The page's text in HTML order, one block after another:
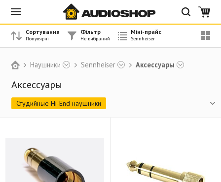
Наушники Sennheiser Аксессуары
Аксессуары
Студийные Hi-End наушники
Игровые гарнитуры
Аксессуары
Наушники класса HI-FI
Сортування Фільтр Міні-прайс